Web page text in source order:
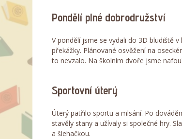
Pondělí plné dobrodružství
V pondělí jsme se vydali do 3D bludiště
překážky. Plánované osvěžení na
to nevzalo. Na školním dvoře jsme
Sportovní úterý
Úterý patřilo sportu a mlsání. Po
stavěly stany a užívaly si společné hry.
a šlehačkou.